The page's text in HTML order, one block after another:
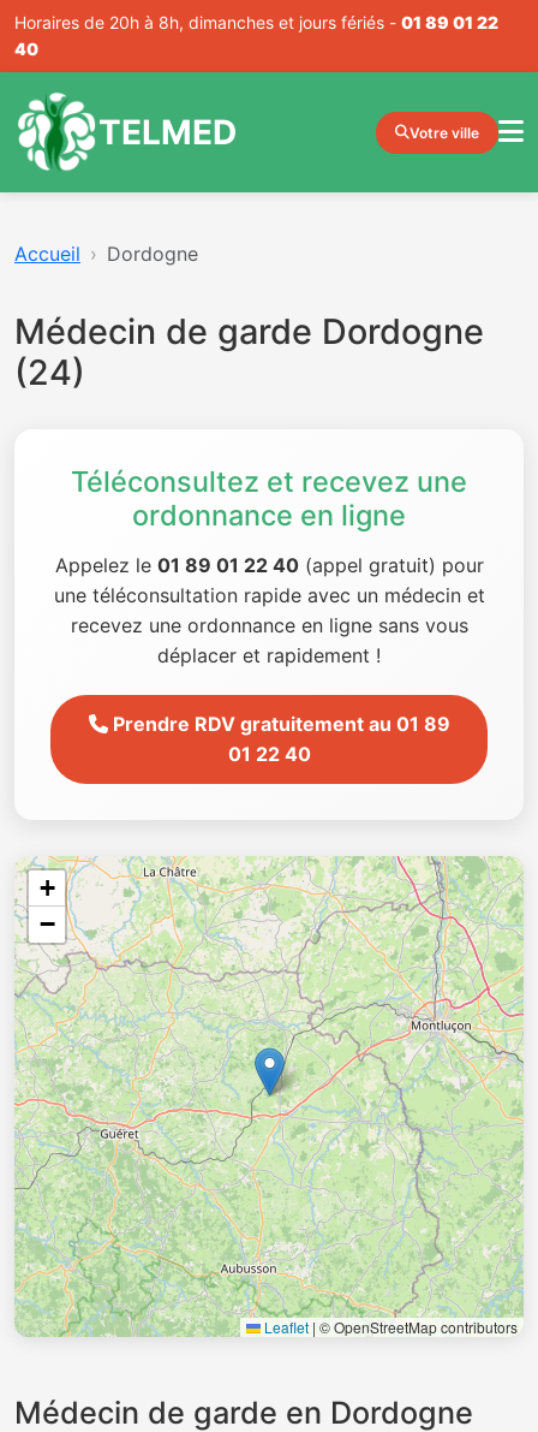
Horaires de 20h à 8h, dimanches et jours fériés - 01 89 01 22
40
TELMED Votre ville
Accueil Dordogne
Médecin de garde Dordogne
(24)
Téléconsultez et recevez une
ordonnance en ligne
Appelez le 01 89 01 22 40(appel gratuit) pour
une téléconsultation rapide avec un médecin et
recevez une ordonnance en ligne sans vous
déplacer et rapidement !
Prendre RDV gratuitement au 01 89
01 22 40
+
−
Leaflet | © OpenStreetMap contributors
Médecin de garde en Dordogne